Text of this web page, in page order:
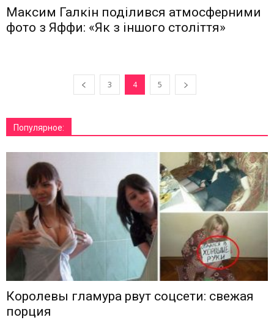
Максим Галкін поділився атмосферними
фото з Яффи: «Як з іншого століття»
3 4 5
Популярное:
Королевы гламура рвут соцсети: свежая
порция